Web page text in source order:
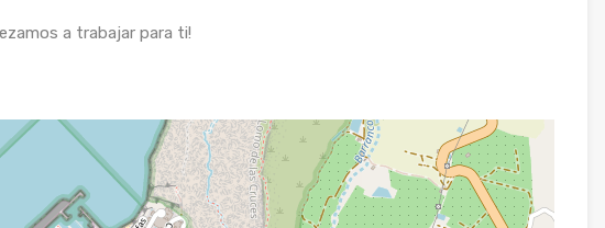
a trabajar para ti!